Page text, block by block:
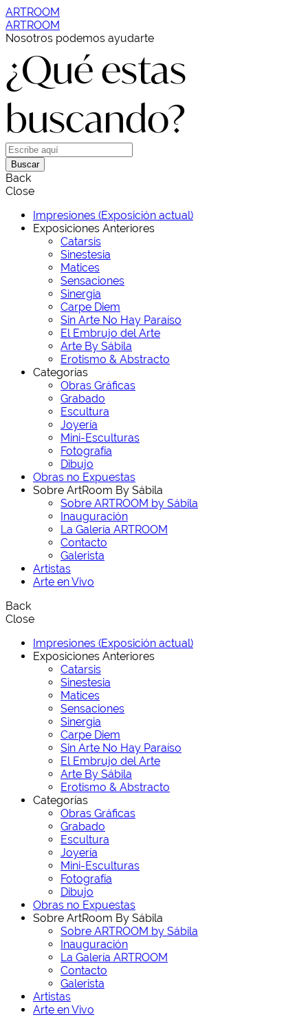
ARTROOM
ARTROOM
Nosotros podemos ayudarte
¿Qué estas
buscando?
Buscar
Back
Close
Impresiones (Exposición actual)
Exposiciones Anteriores
Catarsis
Sinestesia
Matices
Sensaciones
Sinergia
Carpe Diem
Sin Arte No Hay Paraíso
El Embrujo del Arte
Arte By Sábila
Erotismo & Abstracto
Categorías
Obras Gráficas
Grabado
Escultura
Joyería
Mini-Esculturas
Fotografía
Dibujo
Obras no Expuestas
Sobre ArtRoom By Sábila
Sobre ARTROOM by Sábila
Inauguración
La Galería ARTROOM
Contacto
Galerista
Artistas
Arte en Vivo
Back
Close
Impresiones (Exposición actual)
Exposiciones Anteriores
Catarsis
Sinestesia
Matices
Sensaciones
Sinergia
Carpe Diem
Sin Arte No Hay Paraíso
El Embrujo del Arte
Arte By Sábila
Erotismo & Abstracto
Categorías
Obras Gráficas
Grabado
Escultura
Joyería
Mini-Esculturas
Fotografía
Dibujo
Obras no Expuestas
Sobre ArtRoom By Sábila
Sobre ARTROOM by Sábila
Inauguración
La Galería ARTROOM
Contacto
Galerista
Artistas
Arte en Vivo